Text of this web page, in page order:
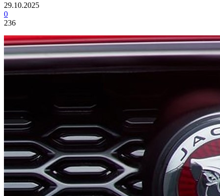
29.10.2025
0
236